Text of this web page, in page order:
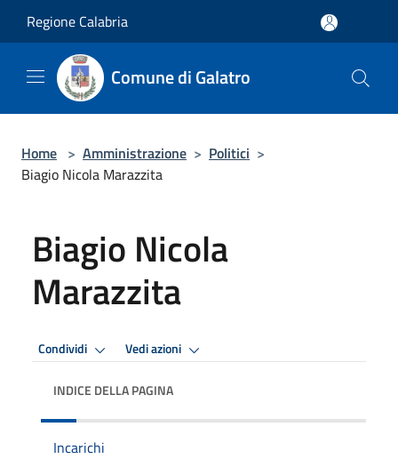
Regione Calabria
Comune di Galatro
Home > Amministrazione > Politici >
Biagio Nicola Marazzita
Biagio Nicola
Marazzita
Condividi Vedi azioni
INDICE DELLA PAGINA
Incarichi